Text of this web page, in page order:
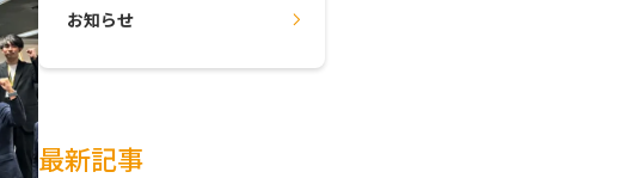
お知らせ
最新記事